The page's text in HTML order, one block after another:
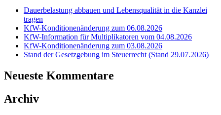
Dauerbelastung abbauen und Lebensqualität in die Kanzlei
tragen
KfW-Konditionenänderung zum 06.08.2026
KfW-Information für Multiplikatoren vom 04.08.2026
KfW-Konditionenänderung zum 03.08.2026
Stand der Gesetzgebung im Steuerrecht (Stand 29.07.2026)
Neueste Kommentare
Archiv